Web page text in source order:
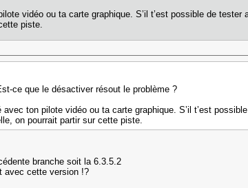
vidéo ou ta carte graphique. S’il t’est possible de
piste.
ce que le désactiver résout le problème ?
ton pilote vidéo ou ta carte graphique. S’il t’est
on pourrait partir sur cette piste.
branche soit la 6.3.5.2
avec cette version !?